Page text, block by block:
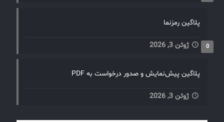
پلاگین رمزنما
ژوئن 3, 2026 0
پلاگین پیش‌نمایش و صدور درخواست به PDF
ژوئن 3, 2026